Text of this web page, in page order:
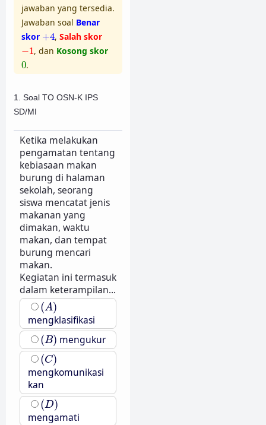
jawaban yang tersedia.
Jawaban soal Benar
skor +4
+ 4, Salah skor
−1
1 , dan Kosong skor
0
0.
1. Soal TO OSN-K IPS
SD/MI
Ketika melakukan
pengamatan tentang
kebiasaan makan
burung di halaman
sekolah, seorang
siswa mencatat jenis
makanan yang
dimakan, waktu
makan, dan tempat
burung mencari
makan.
Kegiatan ini termasuk
dalam keterampilan...
(A)
(A)
mengklasifikasi
(B)
(B) mengukur
(C)
(C)
mengkomunikasi
kan
(D)
(D)
mengamati